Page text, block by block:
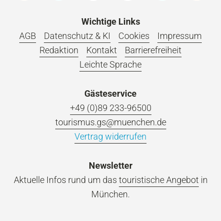
Wichtige Links
AGB
Datenschutz & KI Cookies
Impressum
Redaktion
Kontakt
Barrierefreiheit
Leichte Sprache
Gästeservice
+49 (0)89 233-96500
tourismus.gs@muenchen.de
Vertrag widerrufen
Newsletter
Aktuelle Infos rund um das touristische Angebot in
München.